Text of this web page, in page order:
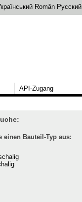
Român Русский
API-Zugang
einen Bauteil-Typ aus: